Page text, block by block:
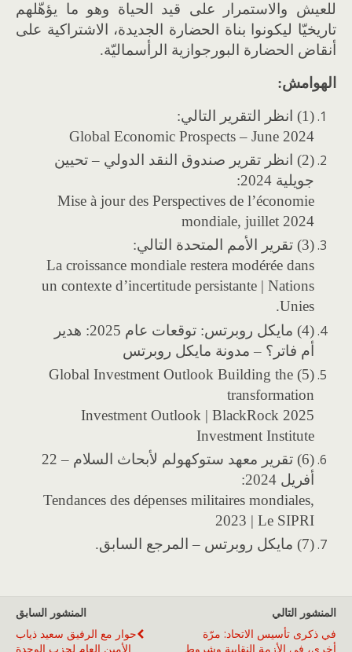
للعيش والاستمرار على قيد الحياة وهو ما يؤهّلهم
تاريخيّا ليكونوا بناة الحضارة الجديدة، الاشتراكية على
أنقاض الحضارة البورجوازية الرأسماليّة.
الهوامش:
(1) انظر التقرير التالي:
Global Economic Prospects – June 2024
(2) انظر تقرير صندوق النقد الدولي – تحيين
جويلية 2024:
Mise à jour des Perspectives de l’économie
mondiale, juillet 2024
(3) تقرير الأمم المتحدة التالي:
La croissance mondiale restera modérée dans
un contexte d’incertitude persistante | Nations
Unies.
(4) مايكل روبرتس: توقعات عام 2025: هدير
أم فاتر؟ – مدونة مايكل روبرتس
(5) Global Investment Outlook Building the
transformation
2025 Investment Outlook | BlackRock
Investment Institute
(6) تقرير معهد ستوكهولم لأبحاث السلام – 22
أفريل 2024:
Tendances des dépenses militaires mondiales,
2023 | Le SIPRI
(7) مايكل روبرتس – المرجع السابق.
المنشور السابق
حوار مع الرفيق سعيد ذياب
الأمين العام لحزب الوحدة
المنشور التالي
في ذكرى تأسيس الاتحاد: مرّة
أخرى، في الأزمة النقابية وشروط